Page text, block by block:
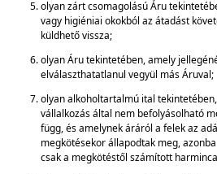
olyan zárt csomagolású Áru
vagy higiéniai okokból az átadást
küldhető vissza;
olyan Áru tekintetében, amely
elválaszthatatlanul vegyül más Áruval;
olyan alkoholtartalmú ital
vállalkozás által nem befolyásolható
függ, és amelynek áráról a felek az
megkötésekor állapodtak meg,
csak a megkötéstől számított